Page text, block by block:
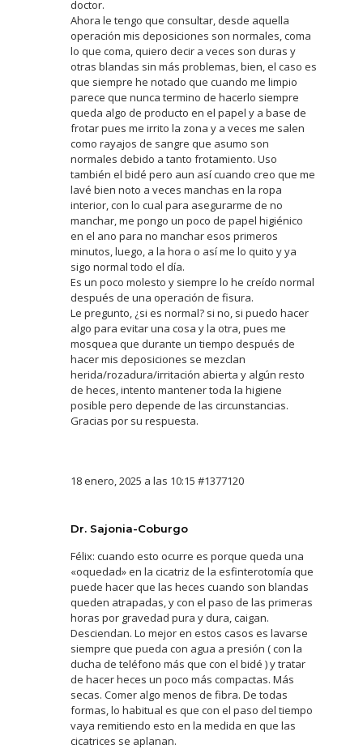
doctor.
Ahora le tengo que consultar, desde aquella
operación mis deposiciones son normales, coma
lo que coma, quiero decir a veces son duras y
otras blandas sin más problemas, bien, el caso es
que siempre he notado que cuando me limpio
parece que nunca termino de hacerlo siempre
queda algo de producto en el papel y a base de
frotar pues me irrito la zona y a veces me salen
como rayajos de sangre que asumo son
normales debido a tanto frotamiento. Uso
también el bidé pero aun así cuando creo que me
lavé bien noto a veces manchas en la ropa
interior, con lo cual para asegurarme de no
manchar, me pongo un poco de papel higiénico
en el ano para no manchar esos primeros
minutos, luego, a la hora o así me lo quito y ya
sigo normal todo el día.
Es un poco molesto y siempre lo he creído normal
después de una operación de fisura.
Le pregunto, ¿si es normal? si no, si puedo hacer
algo para evitar una cosa y la otra, pues me
mosquea que durante un tiempo después de
hacer mis deposiciones se mezclan
herida/rozadura/irritación abierta y algún resto
de heces, intento mantener toda la higiene
posible pero depende de las circunstancias.
Gracias por su respuesta.
18 enero, 2025 a las 10:15 #1377120
Dr. Sajonia-Coburgo
Félix: cuando esto ocurre es porque queda una
«oquedad» en la cicatriz de la esfinterotomía que
puede hacer que las heces cuando son blandas
queden atrapadas, y con el paso de las primeras
horas por gravedad pura y dura, caigan.
Desciendan. Lo mejor en estos casos es lavarse
siempre que pueda con agua a presión ( con la
ducha de teléfono más que con el bidé ) y tratar
de hacer heces un poco más compactas. Más
secas. Comer algo menos de fibra. De todas
formas, lo habitual es que con el paso del tiempo
vaya remitiendo esto en la medida en que las
cicatrices se aplanan.